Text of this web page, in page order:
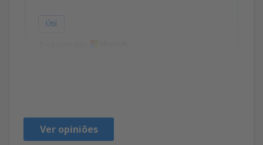
Útil
Ver opiniões